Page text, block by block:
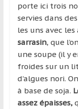
porte ici trois
servies dans
les uns avec les
sarrasin, que
une soupe (il y
froides sur un
d’algues nori.
à base de soja.
assez épaisses,